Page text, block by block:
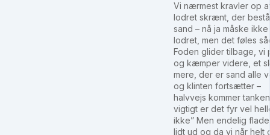
Vi nærmest kravler op
lodret skrænt, der
sand – nå ja måske
lodret, men det føles
Foden glider tilbage, vi
og kæmper videre, et
mere, der er sand alle
og klinten fortsætter –
halvvejs kommer
vigtigt er det fyr vel
ikke” Men endelig
lidt ud og da vi når helt